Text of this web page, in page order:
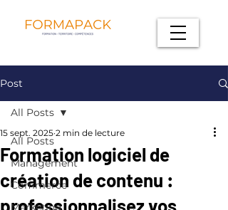
Post
All Posts
Management
Commerce
Marketing
All Posts
Formation logiciel de
création de contenu :
professionnalisez vos
15 sept. 2025 2 min de lecture